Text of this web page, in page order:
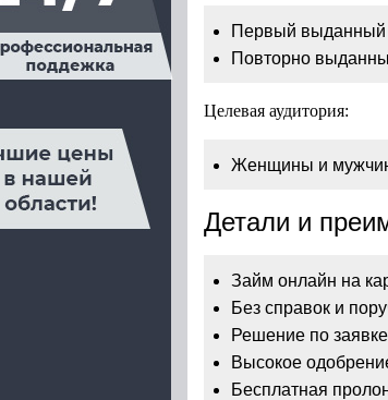
Первый выданный
Повторно
Целевая аудитория:
Женщины и
Детали и
Займ онлайн на
Без справок и
Решение по
Высокое
Бесплатная